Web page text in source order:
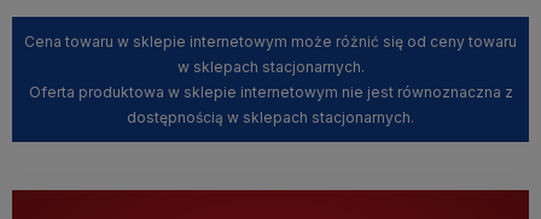
Cena towaru w sklepie internetowym może różnić się od ceny towaru
w sklepach stacjonarnych.
Oferta produktowa w sklepie internetowym nie jest równoznaczna z
dostępnością w sklepach stacjonarnych.